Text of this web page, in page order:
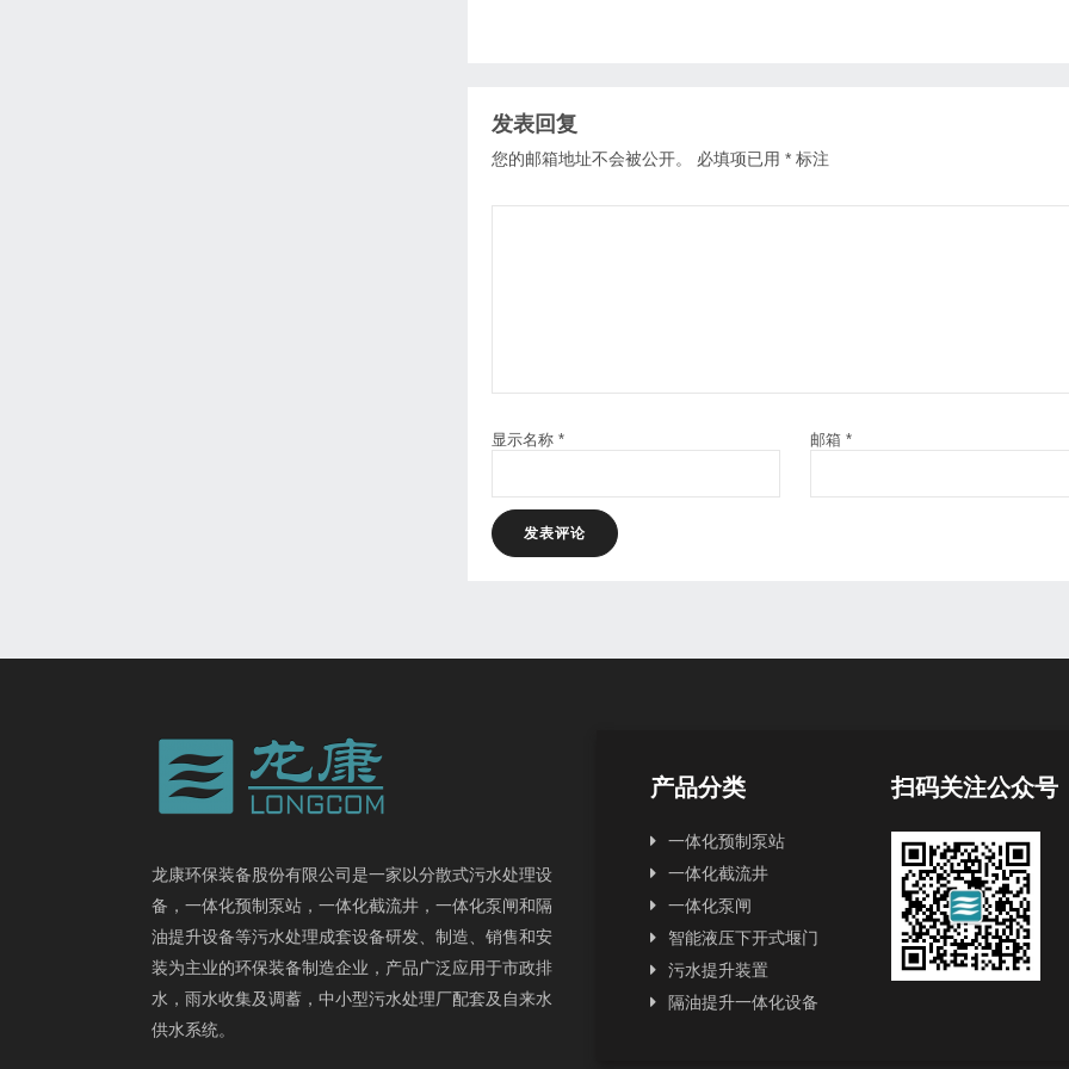
发表回复
您的邮箱地址不会被公开。 必填项已用 * 标注
显示名称 * 邮箱 *
龙康环保装备股份有限公司是一家以分散式污水处理设
备，一体化预制泵站，一体化截流井，一体化泵闸和隔
油提升设备等污水处理成套设备研发、制造、销售和安
装为主业的环保装备制造企业，产品广泛应用于市政排
水，雨水收集及调蓄，中小型污水处理厂配套及自来水
供水系统。
产品分类
一体化预制泵站
一体化截流井
一体化泵闸
智能液压下开式堰门
污水提升装置
隔油提升一体化设备
扫码关注公众号